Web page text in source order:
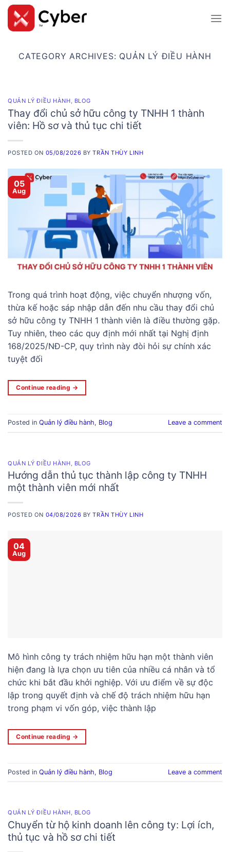
Skip
content
CATEGORY ARCHIVES: QUẢN LÝ ĐIỀU HÀNH
QUẢN LÝ ĐIỀU HÀNH, BLOG
Thay đổi chủ sở hữu công ty TNHH 1 thành
viên: Hồ sơ và thủ tục chi tiết
POSTED ON 05/08/2026 BYTRẦN THÙY LINH
05
Aug
Trong quá trình hoạt động, việc chuyển nhượng vốn,
thừa kế hoặc sáp nhập dẫn đến nhu cầu thay đổi chủ
sở hữu công ty TNHH 1 thành viên là điều thường gặp.
Tuy nhiên, theo các quy định mới nhất tại Nghị định
168/2025/NĐ-CP, quy trình này đòi hỏi sự chính xác
tuyệt đối
Continue reading →
Posted in Quản lý điều hành, Blog Leave a comment
QUẢN LÝ ĐIỀU HÀNH BLOG
Hướng dẫn thủ tục thành lập công ty TNHH
một thành viên mới nhất
POSTED ON 04/08/2026 BYTRẦN THÙY LINH
04
Aug
Mô hình công ty trách nhiệm hữu hạn một thành viên
hiện đang là lựa chọn ưu tiên của nhiều cá nhân và tổ
chức khi bắt đầu khởi nghiệp. Với ưu điểm về sự độc
lập trong quyết định và chế độ trách nhiệm hữu hạn
trong phạm vi vốn góp, việc thành lập
Continue reading →
Posted in Quản lý điều hành, Blog Leave a comment
QUẢN LÝ ĐIỀU HÀNH, BLOG
Chuyển từ hộ kinh doanh lên công ty: Lợi ích,
thủ tục và hồ sơ chi tiết